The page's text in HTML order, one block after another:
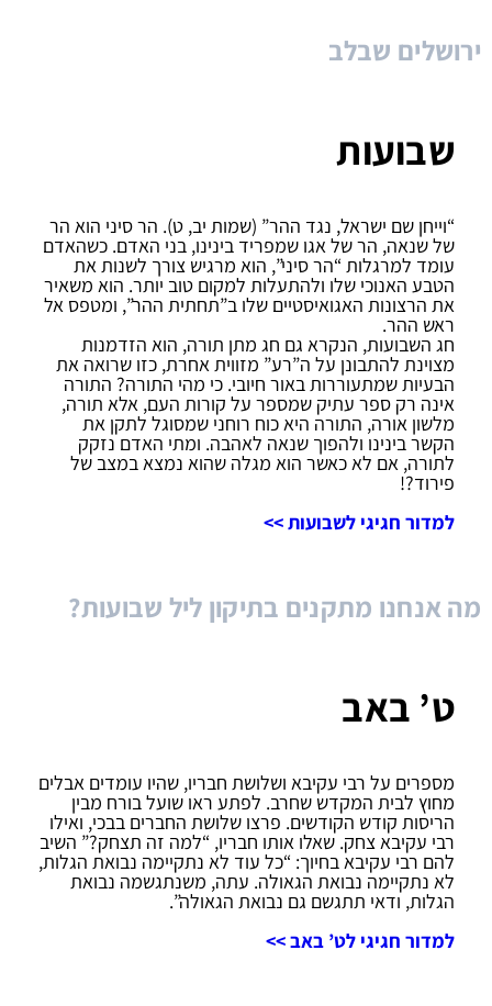
ירושלים שבלב
שבועות
“וייחן שם ישראל, נגד ההר” (שמות יב, ט). הר סיני הוא הר
של שנאה, הר של אגו שמפריד בינינו, בני האדם. כשהאדם
עומד למרגלות “הר סיני”, הוא מרגיש צורך לשנות את
הטבע האנוכי שלו ולהתעלות למקום טוב יותר. הוא משאיר
את הרצונות האגואיסטיים שלו ב”תחתית ההר”, ומטפס אל
ראש ההר.
חג השבועות, הנקרא גם חג מתן תורה, הוא הזדמנות
מצוינת להתבונן על ה”רע” מזווית אחרת, כזו שרואה את
הבעיות שמתעוררות באור חיובי. כי מהי התורה? התורה
אינה רק ספר עתיק שמספר על קורות העם, אלא תורה,
מלשון אורה, התורה היא כוח רוחני שמסוגל לתקן את
הקשר בינינו ולהפוך שנאה לאהבה. ומתי האדם נזקק
לתורה, אם לא כאשר הוא מגלה שהוא נמצא במצב של
פירוד?!
למדור חגיגי לשבועות >>
מה אנחנו מתקנים בתיקון ליל שבועות?
ט’ באב
מספרים על רבי עקיבא ושלושת חבריו, שהיו עומדים אבלים
מחוץ לבית המקדש שחרב. לפתע ראו שועל בורח מבין
הריסות קודש הקודשים. פרצו שלושת החברים בבכי, ואילו
רבי עקיבא צחק. שאלו אותו חבריו, “למה זה תצחק?” השיב
להם רבי עקיבא בחיוך: “כל עוד לא נתקיימה נבואת הגלות,
לא נתקיימה נבואת הגאולה. עתה, משנתגשמה נבואת
הגלות, ודאי תתגשם גם נבואת הגאולה”.
למדור חגיגי לט’ באב >>